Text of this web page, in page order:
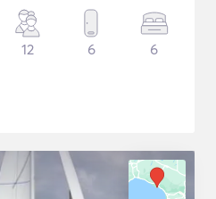
12 6 6